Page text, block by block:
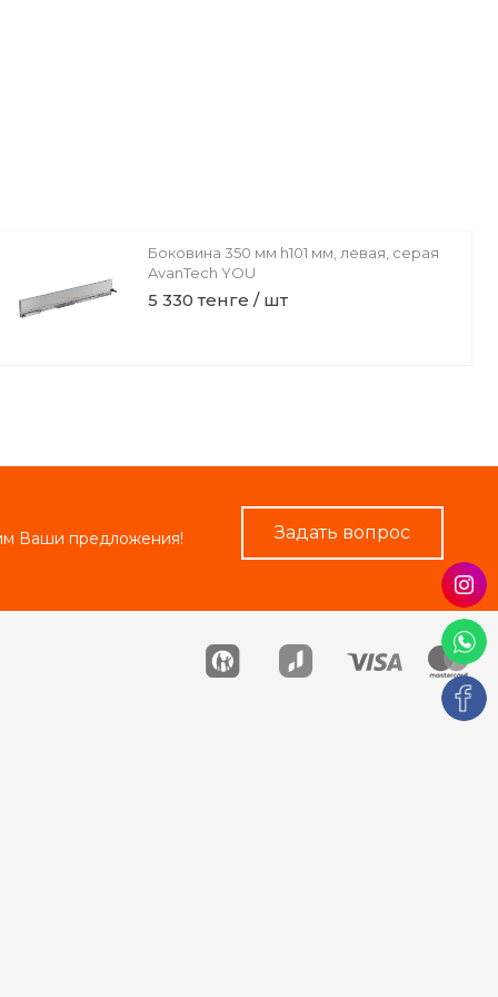
Боковина 350 мм h101 мм, левая, серая
AvanTech YOU
5 330 тенге / шт
Ваши предложения! Задать вопрос